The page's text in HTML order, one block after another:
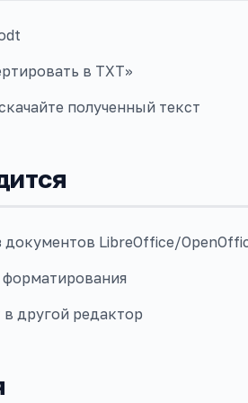
в TXT»
полученный текст
документов LibreOffice/
форматирования
в другой редактор